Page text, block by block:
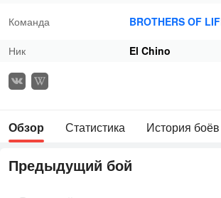
Команда BROTHERS OF
Ник El Chino
Обзор Статистика История боёв
Предыдущий бой